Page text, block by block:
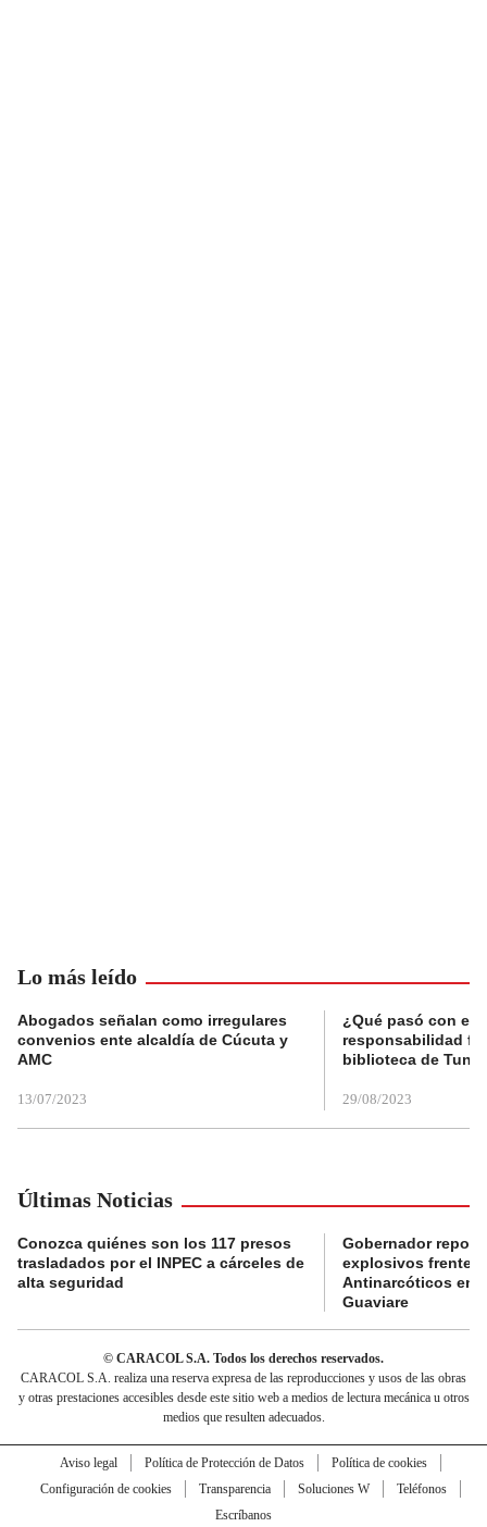
Lo más leído
Abogados señalan como irregulares
convenios ente alcaldía de Cúcuta y
AMC
13/07/2023
¿Qué pasó con el
responsabilidad
biblioteca de
29/08/2023
Últimas Noticias
Conozca quiénes son los 117 presos
trasladados por el INPEC a cárceles de
alta seguridad
Gobernador
explosivos frente a
Antinarcóticos en
Guaviare
© CARACOL S.A. Todos los derechos reservados.
CARACOL S.A. realiza una reserva expresa de las reproducciones y usos de las obras
y otras prestaciones accesibles desde este sitio web a medios de lectura mecánica u otros
medios que resulten adecuados.
Aviso legal Política de Protección de Datos
Política de cookies
Configuración de cookies
Transparencia Soluciones W
Teléfonos
Escríbanos